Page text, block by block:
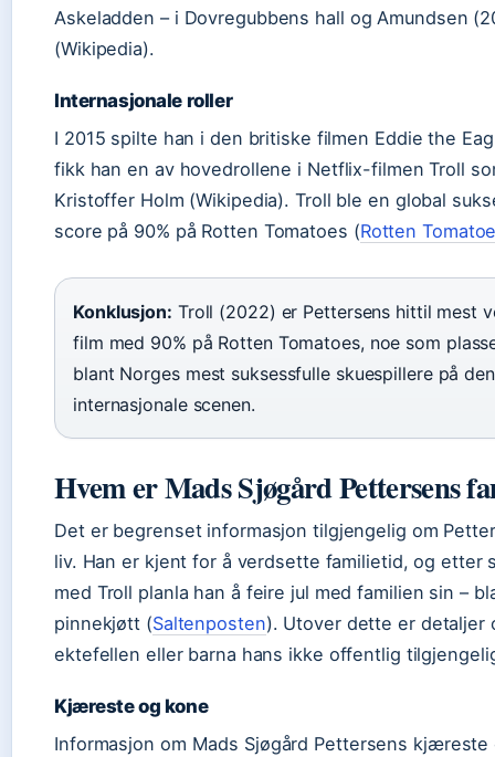
Askeladden – i Dovregubbens hall og Amundsen
(Wikipedia).
Internasjonale roller
I 2015 spilte han i den britiske filmen Eddie the
fikk han en av hovedrollene i Netflix-filmen Troll
Kristoffer Holm (Wikipedia). Troll ble en global
score på 90% på Rotten Tomatoes (Rotten
Konklusjon: Troll (2022) er Pettersens hittil mest
film med 90% på Rotten Tomatoes, noe som
blant Norges mest suksessfulle skuespillere på den
internasjonale scenen.
Hvem er Mads Sjøgård Pettersens
Det er begrenset informasjon tilgjengelig om
liv. Han er kjent for å verdsette familietid, og etter
med Troll planla han å feire jul med familien sin –
pinnekjøtt (Saltenposten). Utover dette er detaljer
ektefellen eller barna hans ikke offentlig
Kjæreste og kone
Informasjon om Mads Sjøgård Pettersens